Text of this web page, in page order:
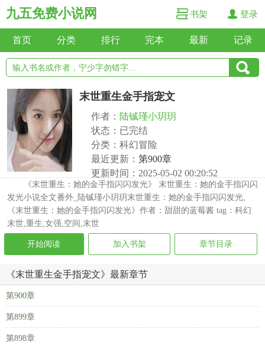
九五免费小说网 书架 登录
首页 分类 排行 完本 最新 记录
末世重生金手指宠文
作者： 陆铖瑾小玥玥
状态：已完结
分类：科幻冒险
最近更新： 第900章
更新时间：2025-05-02 00:20:52
《末世重生：她的金手指闪闪发光》 末世重生：她的金手指闪闪
发光小说全文番外_陆铖瑾小玥玥末世重生：她的金手指闪闪发光,
《末世重生：她的金手指闪闪发光》作者：甜甜的蓝莓酱 tag：科幻
末世,重生,女强,空间,末世
开始阅读 加入书架 章节目录
《末世重生金手指宠文》最新章节
第900章
第899章
第898章